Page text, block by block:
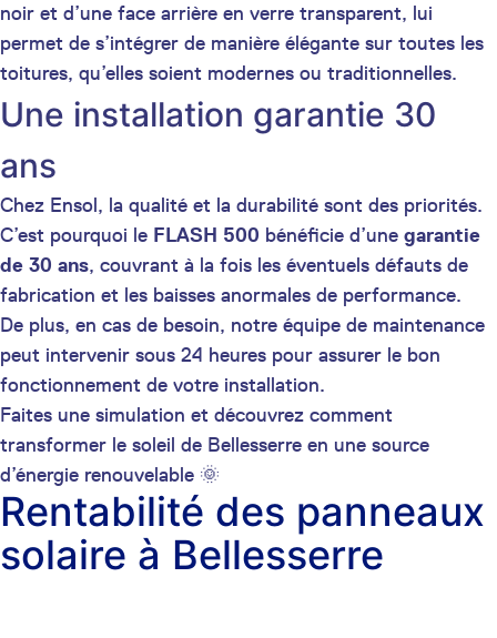
noir et d’une face arrière en verre transparent, lui
permet de s’intégrer de manière élégante sur toutes les
toitures, qu’elles soient modernes ou traditionnelles.
Une installation garantie 30
ans
Chez Ensol, la qualité et la durabilité sont des priorités.
C’est pourquoi le FLASH 500 bénéficie d’une garantie
de 30 ans, couvrant à la fois les éventuels défauts de
fabrication et les baisses anormales de performance.
De plus, en cas de besoin, notre équipe de maintenance
peut intervenir sous 24 heures pour assurer le bon
fonctionnement de votre installation.
Faites une simulation et découvrez comment
transformer le soleil de Bellesserre en une source
d’énergie renouvelable 🌞
Rentabilité des panneaux
solaire à Bellesserre